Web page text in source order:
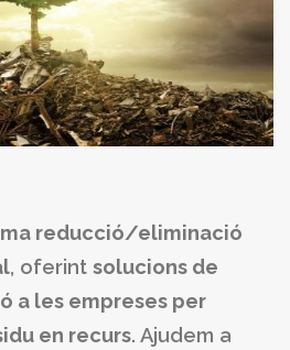
reducció/eliminació
, oferint solucions de
a les empreses per
en recurs. Ajudem a